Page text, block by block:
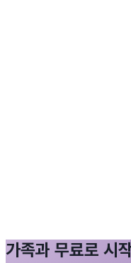
가족과 무료로 시